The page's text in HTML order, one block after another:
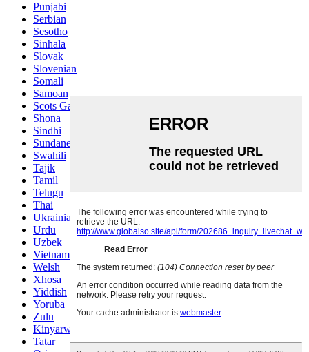
Punjabi
Serbian
Sesotho
Sinhala
Slovak
Slovenian
Somali
Samoan
Scots Gaelic
Shona
Sindhi
Sundanese
Swahili
Tajik
Tamil
Telugu
Thai
Ukrainian
Urdu
Uzbek
Vietnamese
Welsh
Xhosa
Yiddish
Yoruba
Zulu
Kinyarwanda
Tatar